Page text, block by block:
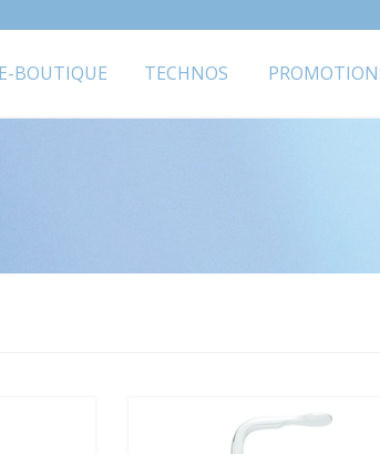
E-BOUTIQUE TECHNOS